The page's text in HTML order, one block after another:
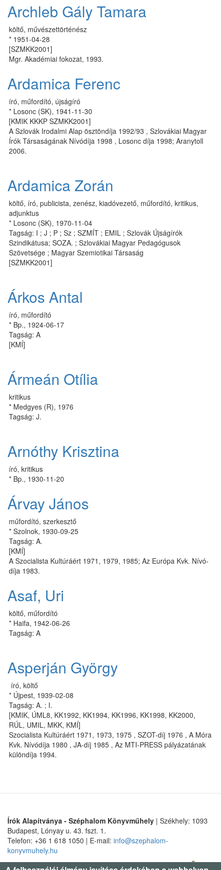
Archleb Gály Tamara
költő, művészettörténész
* 1951-04-28
[SZMKK2001]
Mgr. Akadémiai fokozat, 1993.
Ardamica Ferenc
író, műfordító, újságíró
* Losonc (SK), 1941-11-30
[KMIK KKKP SZMKK2001]
A Szlovák Irodalmi Alap ösztöndíja 1992/93 , Szlovákiai Magyar
Írók Társaságának Nívódíja 1998 , Losonc díja 1998; Aranytoll
2006.
Ardamica Zorán
költő, író, publicista, zenész, kiadóvezető, műfordító, kritikus,
adjunktus
* Losonc (SK), 1970-11-04
Tagság: I ; J ; P ; Sz ; SZMÍT ; EMIL ; Szlovák Újságírók
Szindikátusa; SOZA. ; Szlovákiai Magyar Pedagógusok
Szövetsége ; Magyar Szemiotikai Társaság
[SZMKK2001]
Árkos Antal
író, műfordító
* Bp., 1924-06-17
Tagság: A
[KMÍ]
Ármeán Otília
kritikus
* Medgyes (R), 1976
Tagság: J.
Arnóthy Krisztina
író, kritikus
* Bp., 1930-11-20
Árvay János
műfordító, szerkesztő
* Szolnok, 1930-09-25
Tagság: A.
[KMÍ]
A Szo­ci­a­lis­ta Kul­tú­rá­ért 1971, 1979, 1985; Az Eu­ró­pa Kvk. Ní­vó­
dí­ja 1983.
Asaf, Uri
költő, műfordító
* Haifa, 1942-06-26
Tagság: A
Asperján György
író, költő
* Újpest, 1939-02-08
Tagság: A. ; I.
[KMIK, ÚML8, KK1992, KK1994, KK1996, KK1998, KK2000,
RÚL, UMIL, MKK, KMÍ]
Szo­ci­a­lis­ta Kul­tú­rá­ért 1971, 1973, 1975 , SZOT-díj 1976 , A Mó­ra
Kvk. Ní­vó­dí­ja 1980 , JA-díj 1985 , Az MTI-PRESS pá­lyá­za­tá­nak
kü­lön­dí­ja 1994.
Írók Alapítványa - Széphalom Könyvműhely | Székhely: 1093
Budapest, Lónyay u. 43. fszt. 1.
Telefon: +36 1 618 1050 | E-mail: info@szephalom-
konyvmuhely.hu